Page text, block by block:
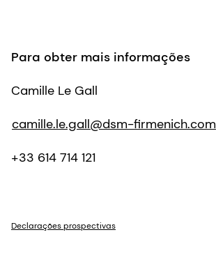
Para obter mais informações
Camille Le Gall
camille.le.gall@dsm-firmenich.com
+33 614 714 121
Declarações prospectivas